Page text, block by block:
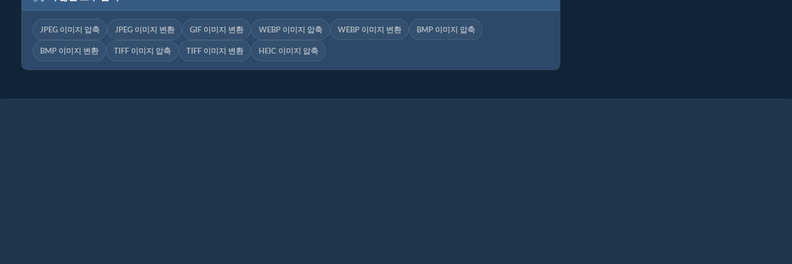
JPEG 이미지 압축 JPEG 이미지 변환 GIF 이미지 변환 WEBP 이미지 압축 WEBP 이미지 변환 BMP 이미지 압축
BMP 이미지 변환 TIFF 이미지 압축 TIFF 이미지 변환 HEIC 이미지 압축